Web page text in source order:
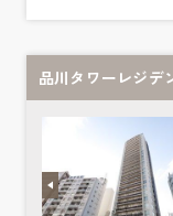
品川タワーレジデ